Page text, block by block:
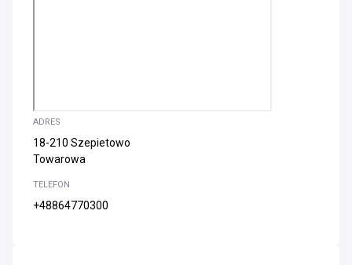
ADRES
18-210 Szepietowo
Towarowa
TELEFON
+48864770300